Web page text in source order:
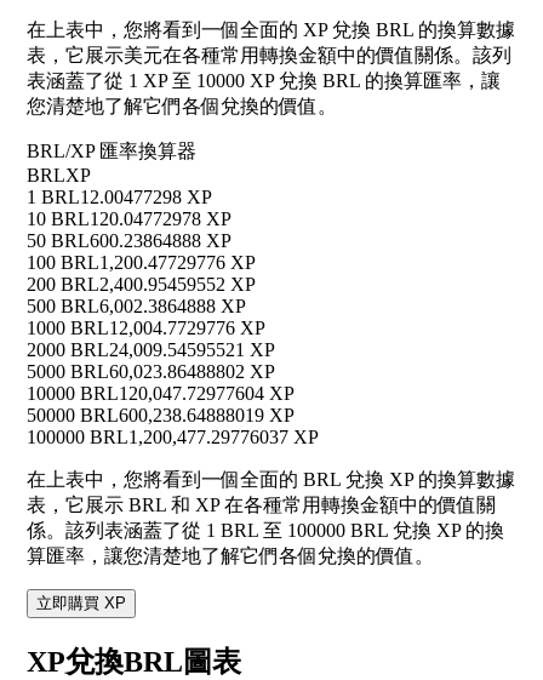
在上表中，您將看到一個全面的 XP 兌換 BRL 的換算數據
表，它展示美元在各種常用轉換金額中的價值關係。該列
表涵蓋了從 1 XP 至 10000 XP 兌換 BRL 的換算匯率，讓
您清楚地了解它們各個兌換的價值。
BRL/XP 匯率換算器
BRLXP
1 BRL12.00477298 XP
10 BRL120.04772978 XP
50 BRL600.23864888 XP
100 BRL1,200.47729776 XP
200 BRL2,400.95459552 XP
500 BRL6,002.3864888 XP
1000 BRL12,004.7729776 XP
2000 BRL24,009.54595521 XP
5000 BRL60,023.86488802 XP
10000 BRL120,047.72977604 XP
50000 BRL600,238.64888019 XP
100000 BRL1,200,477.29776037 XP
在上表中，您將看到一個全面的 BRL 兌換 XP 的換算數據
表，它展示 BRL 和 XP 在各種常用轉換金額中的價值關
係。該列表涵蓋了從 1 BRL 至 100000 BRL 兌換 XP 的換
算匯率，讓您清楚地了解它們各個兌換的價值。
立即購買 XP
XP兌換BRL圖表